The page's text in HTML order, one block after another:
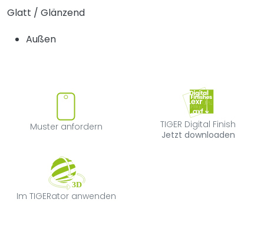
Glatt / Glänzend
Außen
Muster anfordern
Muster anfordern
TIGER Digital
TIGER Digital Finish
Jetzt downloaden
Im TIGERator anwenden
Im TIGERator anwenden